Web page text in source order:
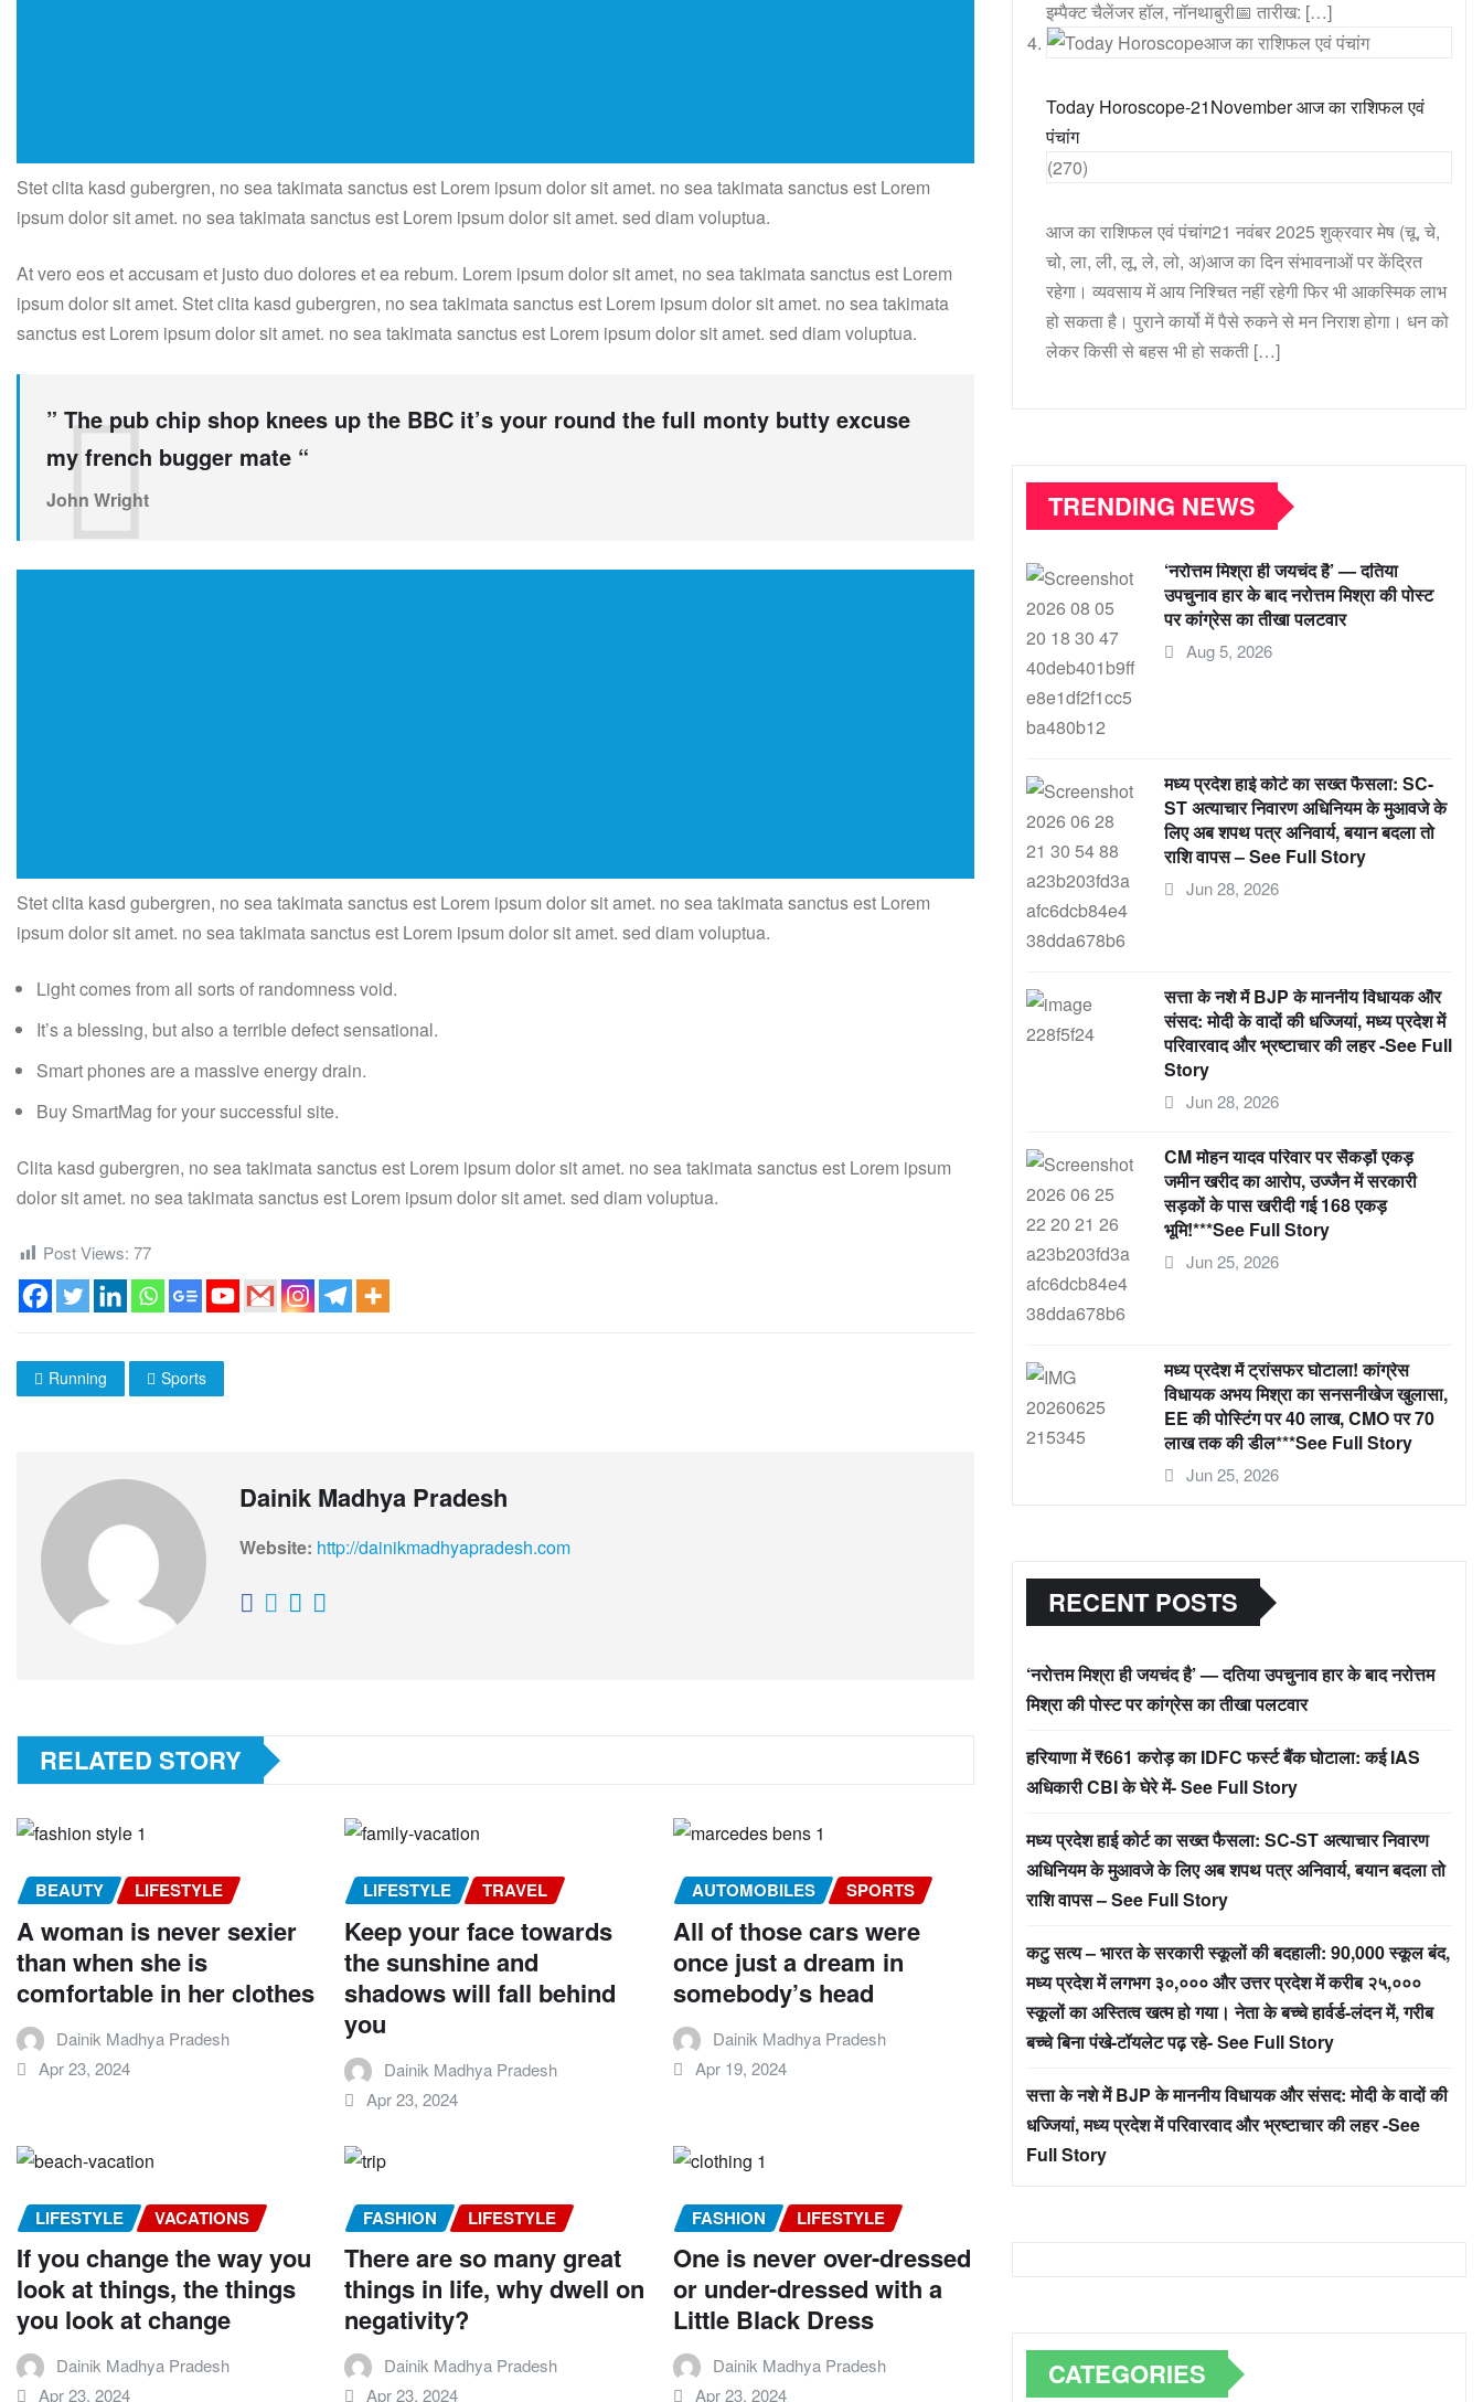
Stet clita kasd gubergren, no sea takimata sanctus est Lorem ipsum dolor sit amet. no sea takimata sanctus est Lorem
ipsum dolor sit amet. no sea takimata sanctus est Lorem ipsum dolor sit amet. sed diam voluptua.
At vero eos et accusam et justo duo dolores et ea rebum. Lorem ipsum dolor sit amet, no sea takimata sanctus est Lorem
ipsum dolor sit amet. Stet clita kasd gubergren, no sea takimata sanctus est Lorem ipsum dolor sit amet. no sea takimata
sanctus est Lorem ipsum dolor sit amet. no sea takimata sanctus est Lorem ipsum dolor sit amet. sed diam voluptua.
” The pub chip shop knees up the BBC it’s your round the full monty butty excuse
my french bugger mate “
John Wright
Stet clita kasd gubergren, no sea takimata sanctus est Lorem ipsum dolor sit amet. no sea takimata sanctus est Lorem
ipsum dolor sit amet. no sea takimata sanctus est Lorem ipsum dolor sit amet. sed diam voluptua.
Light comes from all sorts of randomness void.
It’s a blessing, but also a terrible defect sensational.
Smart phones are a massive energy drain.
Buy SmartMag for your successful site.
Clita kasd gubergren, no sea takimata sanctus est Lorem ipsum dolor sit amet. no sea takimata sanctus est Lorem ipsum
dolor sit amet. no sea takimata sanctus est Lorem ipsum dolor sit amet. sed diam voluptua.
Post Views: 77
Running Sports
Dainik Madhya Pradesh
Website: http://dainikmadhyapradesh.com
RELATED STORY
BEAUTY LIFESTYLE
A woman is never sexier
than when she is
comfortable in her clothes
Dainik Madhya Pradesh
Apr 23, 2024
LIFESTYLE TRAVEL
Keep your face towards
the sunshine and
shadows will fall behind
you
Dainik Madhya Pradesh
Apr 23, 2024
AUTOMOBILES SPORTS
All of those cars were
once just a dream in
somebody’s head
Dainik Madhya Pradesh
Apr 19, 2024
LIFESTYLE VACATIONS
If you change the way you
look at things, the things
you look at change
Dainik Madhya Pradesh
Apr 23, 2024
FASHION LIFESTYLE
There are so many great
things in life, why dwell on
negativity?
Dainik Madhya Pradesh
Apr 23, 2024
FASHION LIFESTYLE
One is never over-dressed
or under-dressed with a
Little Black Dress
Dainik Madhya Pradesh
Apr 23, 2024
इम्पैक्ट चैलेंजर हॉल, नॉनथाबुरी📅 तारीख: […]
Today Horoscope-21November आज का राशिफल एवं
पंचांग
(270)
आज का राशिफल एवं पंचांग21 नवंबर 2025 शुक्रवार मेष (चू, चे,
चो, ला, ली, लू, ले, लो, अ)आज का दिन संभावनाओं पर केंद्रित
रहेगा। व्यवसाय में आय निश्चित नहीं रहेगी फिर भी आकस्मिक लाभ
हो सकता है। पुराने कार्यो में पैसे रुकने से मन निराश होगा। धन को
लेकर किसी से बहस भी हो सकती […]
TRENDING NEWS
‘नरोत्तम मिश्रा ही जयचंद है’ — दतिया
उपचुनाव हार के बाद नरोत्तम मिश्रा की पोस्ट
पर कांग्रेस का तीखा पलटवार
Aug 5, 2026
मध्य प्रदेश हाई कोर्ट का सख्त फैसला: SC-
ST अत्याचार निवारण अधिनियम के मुआवजे के
लिए अब शपथ पत्र अनिवार्य, बयान बदला तो
राशि वापस – See Full Story
Jun 28, 2026
सत्ता के नशे में BJP के माननीय विधायक और
संसद: मोदी के वादों की धज्जियां, मध्य प्रदेश में
परिवारवाद और भ्रष्टाचार की लहर -See Full
Story
Jun 28, 2026
CM मोहन यादव परिवार पर सैकड़ों एकड़
जमीन खरीद का आरोप, उज्जैन में सरकारी
सड़कों के पास खरीदी गई 168 एकड़
भूमि!***See Full Story
Jun 25, 2026
मध्य प्रदेश में ट्रांसफर घोटाला! कांग्रेस
विधायक अभय मिश्रा का सनसनीखेज खुलासा,
EE की पोस्टिंग पर 40 लाख, CMO पर 70
लाख तक की डील***See Full Story
Jun 25, 2026
RECENT POSTS
‘नरोत्तम मिश्रा ही जयचंद है’ — दतिया उपचुनाव हार के बाद नरोत्तम
मिश्रा की पोस्ट पर कांग्रेस का तीखा पलटवार
हरियाणा में ₹661 करोड़ का IDFC फर्स्ट बैंक घोटाला: कई IAS
अधिकारी CBI के घेरे में- See Full Story
मध्य प्रदेश हाई कोर्ट का सख्त फैसला: SC-ST अत्याचार निवारण
अधिनियम के मुआवजे के लिए अब शपथ पत्र अनिवार्य, बयान बदला तो
राशि वापस – See Full Story
कटु सत्य – भारत के सरकारी स्कूलों की बदहाली: 90,000 स्कूल बंद,
मध्य प्रदेश में लगभग ३०,००० और उत्तर प्रदेश में करीब २५,०००
स्कूलों का अस्तित्व खत्म हो गया। नेता के बच्चे हार्वर्ड-लंदन में, गरीब
बच्चे बिना पंखे-टॉयलेट पढ़ रहे- See Full Story
सत्ता के नशे में BJP के माननीय विधायक और संसद: मोदी के वादों की
धज्जियां, मध्य प्रदेश में परिवारवाद और भ्रष्टाचार की लहर -See
Full Story
CATEGORIES